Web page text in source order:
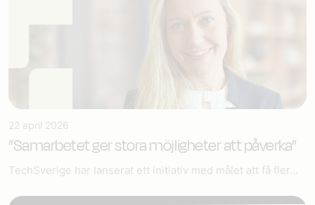
22 april 2026
”Samarbetet ger stora möjligheter att påverka”
TechSverige har lanserat ett initiativ med målet att få fler...